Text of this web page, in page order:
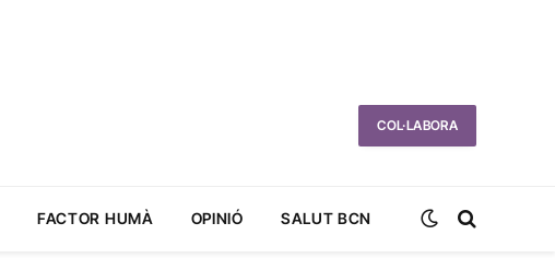
COL·LABORA
FACTOR HUMÀ OPINIÓ SALUT BCN